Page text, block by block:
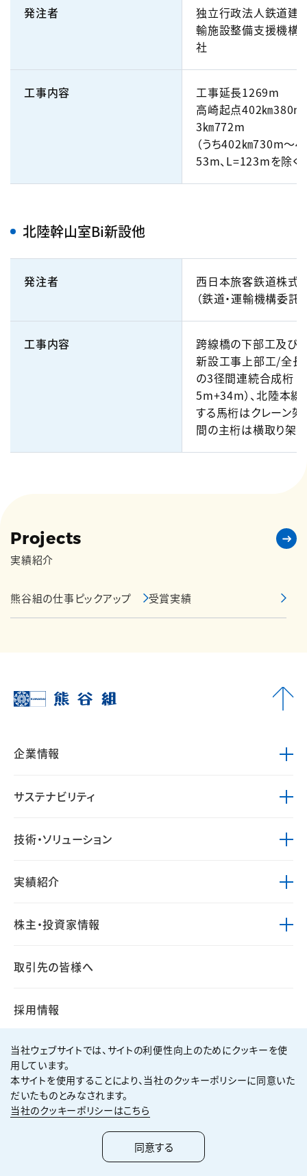
発注者
独立行政法人鉄道建
輸施設整備支援機構
社
工事内容
工事延長1269m
高崎起点402㎞380m
3㎞772m
（うち402㎞730m～
53m、L=123mを除く）
北陸幹山室Bi新設他
発注者
西日本旅客鉄道株式
（鉄道・運輸機構委託）
工事内容
跨線橋の下部工及び
新設工事上部工/全
の3径間連続合成桁（
5m+34m）、北陸本
する馬桁はクレーン架
間の主桁は横取り架
Projects
実績紹介
熊谷組の仕事ピックアップ 受賞実績
企業情報
サステナビリティ
技術・ソリューション
実績紹介
株主・投資家情報
取引先の皆様へ
採用情報
広告・動画ギャラリー
個人情報保護方針
サイト利用規約
お問い合わせ
当社ウェブサイトでは、サイトの利便性向上のためにクッキーを使
用しています。
本サイトを使用することにより、当社のクッキーポリシーに同意いた
だいたものとみなされます。
当社のクッキーポリシーはこちら
同意する